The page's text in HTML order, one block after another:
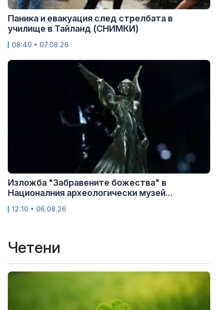
Паника и евакуация след стрелбата в
училище в Тайланд (СНИМКИ)
08:40 • 07.08.26
Изложба "Забравените божества" в
Националния археологически музей...
12:10 • 06.08.26
Четени